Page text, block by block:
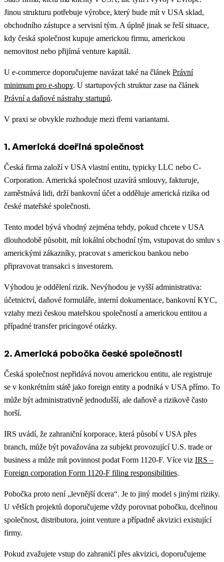
Jinou strukturu potřebuje výrobce, který bude mít v USA sklad,
obchodního zástupce a servisní tým. A úplně jinak se řeší situace,
kdy česká společnost kupuje americkou firmu, americkou
nemovitost nebo přijímá venture kapitál.
U e-commerce doporučujeme navázat také na článek Právní
minimum pro e-shopy. U startupových struktur zase na článek
Právní a daňové nástrahy startupů.
V praxi se obvykle rozhoduje mezi třemi variantami.
1. Americká dceřiná společnost
Česká firma založí v USA vlastní entitu, typicky LLC nebo C-
Corporation. Americká společnost uzavírá smlouvy, fakturuje,
zaměstnává lidi, drží bankovní účet a odděluje americká rizika od
české mateřské společnosti.
Tento model bývá vhodný zejména tehdy, pokud chcete v USA
dlouhodobě působit, mít lokální obchodní tým, vstupovat do smluv s
americkými zákazníky, pracovat s americkou bankou nebo
připravovat transakci s investorem.
Výhodou je oddělení rizik. Nevýhodou je vyšší administrativa:
účetnictví, daňové formuláře, interní dokumentace, bankovní KYC,
vztahy mezi českou mateřskou společností a americkou entitou a
případné transfer pricingové otázky.
2. Americká pobočka české společnosti
Česká společnost nepřidává novou americkou entitu, ale registruje
se v konkrétním státě jako foreign entity a podniká v USA přímo. To
může být administrativně jednodušší, ale daňově a rizikově často
horší.
IRS uvádí, že zahraniční korporace, která působí v USA přes
branch, může být považována za subjekt provozující U.S. trade or
business a může mít povinnost podat Form 1120-F. Více viz IRS –
Foreign corporation Form 1120-F filing responsibilities.
Pobočka proto není „levnější dcera“. Je to jiný model s jinými riziky.
U větších projektů doporučujeme vždy porovnat pobočku, dceřinou
společnost, distributora, joint venture a případně akvizici existující
firmy.
Pokud zvažujete vstup do zahraničí přes akvizici, doporučujeme